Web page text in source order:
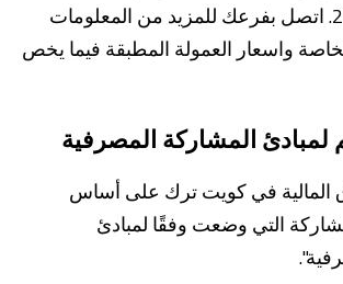
123 و 444 1 263. اتصل بفرعك للمزيد من المعلومات
واسعار العمولة المطبقة فيما يخص
لمبادئ المشاركة المصرفية
المالية في كويت ترك على أساس
التي وضعت وفقًا لمبادئ